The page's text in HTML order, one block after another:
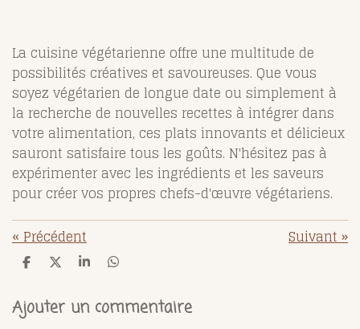
La cuisine végétarienne offre une multitude de
possibilités créatives et savoureuses. Que vous
soyez végétarien de longue date ou simplement à
la recherche de nouvelles recettes à intégrer dans
votre alimentation, ces plats innovants et délicieux
sauront satisfaire tous les goûts. N'hésitez pas à
expérimenter avec les ingrédients et les saveurs
pour créer vos propres chefs-d'œuvre végétariens.
«Précédent Suivant»
P
t
a
P
t
a
P
t
a
P
t
a
Ajouter un commentaire